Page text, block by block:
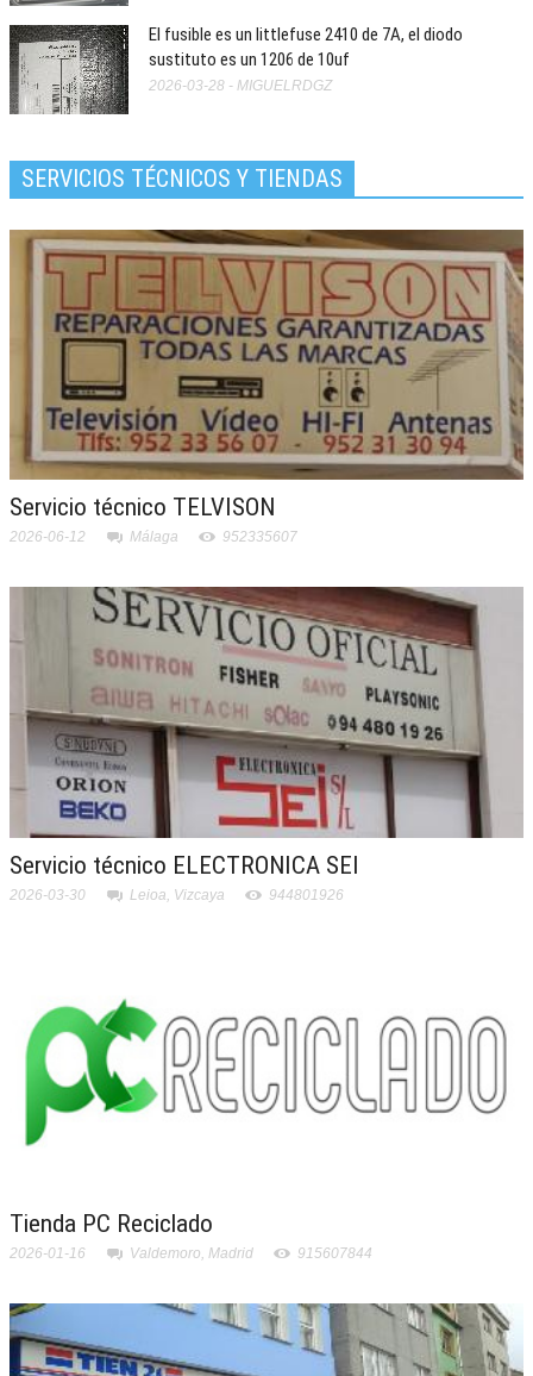
El fusible es un littlefuse 2410 de 7A, el diodo
sustituto es un 1206 de 10uf
2026-03-28 - MIGUELRDGZ
SERVICIOS TÉCNICOS Y TIENDAS
Servicio técnico TELVISON
2026-06-12 Málaga 952335607
Servicio técnico ELECTRONICA SEI
2026-03-30 Leioa, Vizcaya 944801926
Tienda PC Reciclado
2026-01-16 Valdemoro, Madrid 915607844